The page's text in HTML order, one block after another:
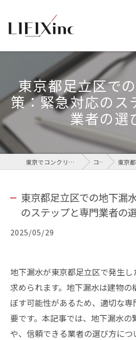
東京都足立区で
策：緊急対応のス
業者の選
東京でコンクリートなら株式会社LIFIX コラム 東京都足立区
東京都足立区での地下漏
のステップと専門業者の
2025/05/29
地下漏水が東京都足立区で発生
求められます。地下漏水は建物の
ぼす可能性があるため、適切な
要です。本記事では、地下漏水
や、信頼できる業者の選び方に